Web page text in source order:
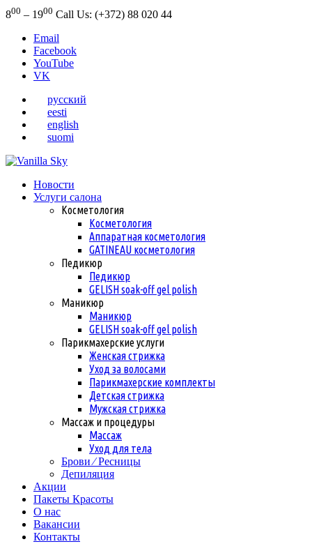
800 – 1900 Call Us: (+372) 88 020 44
Email
Facebook
YouTube
VK
русский
eesti
english
suomi
Новости
Услуги салона
Косметология
Косметология
Аппаратная косметология
GATINEAU косметология
Педикюр
Педикюр
GELISH soak-off gel polish
Маникюр
Маникюр
GELISH soak-off gel polish
Парикмахерские услуги
Женская стрижка
Уход за волосами
Парикмахерские комплекты
Детская стрижка
Мужская стрижка
Массаж и процедуры
Массаж
Уход для тела
Брови ⁄ Ресницы
Депиляция
Акции
Пакеты Красоты
О нас
Вакансии
Контакты